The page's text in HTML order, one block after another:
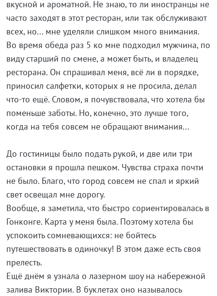
вкусной и ароматной. Не знаю, то ли иностранцы не
часто заходят в этот ресторан, или так обслуживают
всех, но... мне уделяли слишком много внимания.
Во время обеда раз 5 ко мне подходил мужчина, по
виду старший по смене, а может быть, и владелец
ресторана. Он спрашивал меня, всё ли в порядке,
приносил салфетки, которых я не просила, делал
что-то ещё. Словом, я почувствовала, что хотела бы
поменьше заботы. Но, конечно, это лучше того,
когда на тебя совсем не обращают внимания...
До гостиницы было подать рукой, и две или три
остановки я прошла пешком. Чувства страха почти
не было. Благо, что город совсем не спал и яркий
свет освещал мне дорогу.
Вообще, я заметила, что быстро сориентировалась в
Гонконге. Карта у меня была. Поэтому хотела бы
успокоить сомневающихся: не бойтесь
путешествовать в одиночку! В этом даже есть своя
прелесть.
Ещё днём я узнала о лазерном шоу на набережной
залива Виктории. В буклетах оно называлось